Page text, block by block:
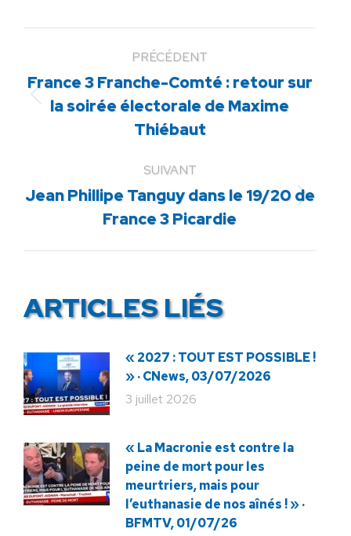
PRÉCÉDENT
Article
précédent
:
France 3 Franche-Comté : retour sur
la soirée électorale de Maxime
Thiébaut
SUIVANT
Article
suivant
Jean Phillipe Tanguy dans le 19/20 de
France 3 Picardie
ARTICLES LIÉS
« 2027 : TOUT EST POSSIBLE !
» · CNews, 03/07/2026
3 juillet 2026
« La Macronie est contre la
peine de mort pour les
meurtriers, mais pour
l’euthanasie de nos aînés ! » ·
BFMTV, 01/07/26